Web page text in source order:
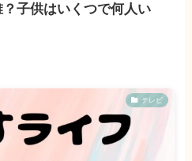
子供はいくつで何人い
テレビ